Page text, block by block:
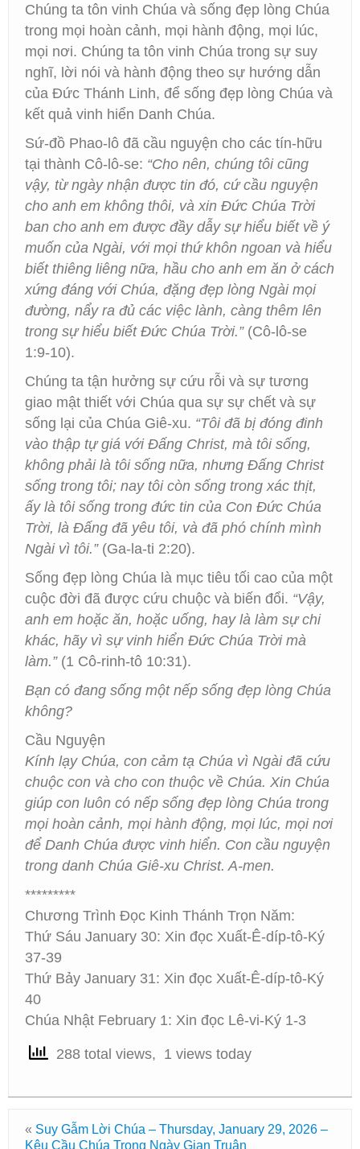
Chúng ta tôn vinh Chúa và sống đẹp lòng Chúa
trong mọi hoàn cảnh, mọi hành động, mọi lúc,
mọi nơi. Chúng ta tôn vinh Chúa trong sự suy
nghĩ, lời nói và hành động theo sự hướng dẫn
của Đức Thánh Linh, để sống đẹp lòng Chúa và
kết quả vinh hiển Danh Chúa.
Sứ-đồ Phao-lô đã cầu nguyện cho các tín-hữu
tại thành Cô-lô-se: “Cho nên, chúng tôi cũng
vậy, từ ngày nhận được tin đó, cứ cầu nguyện
cho anh em không thôi, và xin Đức Chúa Trời
ban cho anh em được đầy dẫy sự hiểu biết về ý
muốn của Ngài, với mọi thứ khôn ngoan và hiểu
biết thiêng liêng nữa, hầu cho anh em ăn ở cách
xứng đáng với Chúa, đặng đẹp lòng Ngài mọi
đường, nẩy ra đủ các việc lành, càng thêm lên
trong sự hiểu biết Đức Chúa Trời.”(Cô-lô-se
1:9-10).
Chúng ta tận hưởng sự cứu rỗi và sự tương
giao mật thiết với Chúa qua sự sự chết và sự
sống lại của Chúa Giê-xu. “Tôi đã bị đóng đinh
vào thập tự giá với Đấng Christ, mà tôi sống,
không phải là tôi sống nữa, nhưng Đấng Christ
sống trong tôi; nay tôi còn sống trong xác thịt,
ấy là tôi sống trong đức tin của Con Đức Chúa
Trời, là Đấng đã yêu tôi, và đã phó chính mình
Ngài vì tôi.”(Ga-la-ti 2:20).
Sống đẹp lòng Chúa là mục tiêu tối cao của một
cuộc đời đã được cứu chuộc và biến đổi. “Vậy,
anh em hoặc ăn, hoặc uống, hay là làm sự chi
khác, hãy vì sự vinh hiển Đức Chúa Trời mà
làm.”(1 Cô-rinh-tô 10:31).
Bạn có đang sống một nếp sống đẹp lòng Chúa
không?
Cầu Nguyện
Kính lạy Chúa, con cảm tạ Chúa vì Ngài đã cứu
chuộc con và cho con thuộc về Chúa. Xin Chúa
giúp con luôn có nếp sống đẹp lòng Chúa trong
mọi hoàn cảnh, mọi hành động, mọi lúc, mọi nơi
để Danh Chúa được vinh hiển. Con cầu nguyện
trong danh Chúa Giê-xu Christ. A-men.
*********
Chương Trình Đọc Kinh Thánh Trọn Năm:
Thứ Sáu January 30: Xin đọc Xuất-Ê-díp-tô-Ký
37-39
Thứ Bảy January 31: Xin đọc Xuất-Ê-díp-tô-Ký
40
Chúa Nhật February 1: Xin đọc Lê-vi-Ký 1-3
288 total views, 1 views today
« Suy Gẫm Lời Chúa – Thursday, January 29, 2026 –
Kêu Cầu Chúa Trong Ngày Gian Truân